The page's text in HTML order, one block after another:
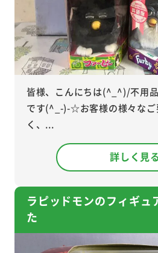
皆様、こんにちは(^_^)/不用
です(^_-)-☆お客様の様々なご
く、...
詳しく見る
ラピッドモンのフィギュ
た